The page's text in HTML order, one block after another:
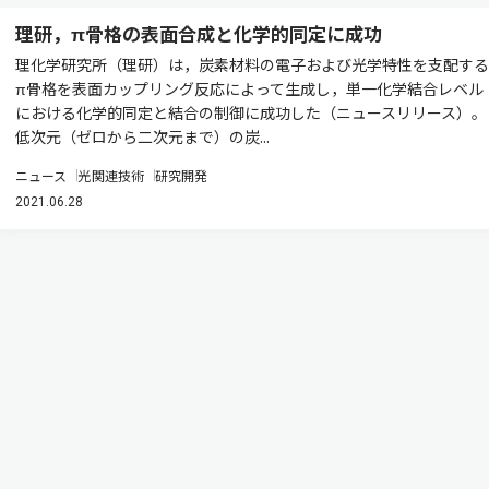
理研，π骨格の表面合成と化学的同定に成功
理化学研究所（理研）は，炭素材料の電子および光学特性を支配する
π骨格を表面カップリング反応によって生成し，単一化学結合レベル
における化学的同定と結合の制御に成功した（ニュースリリース）。
低次元（ゼロから二次元まで）の炭...
ニュース 光関連技術 研究開発
2021.06.28